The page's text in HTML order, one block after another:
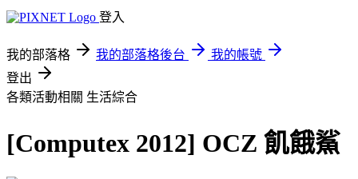
登入
我的部落格 我的部落格後台
我的帳號
登出
各類活動相關 生活綜合
[Computex 2012] OCZ 飢餓鯊